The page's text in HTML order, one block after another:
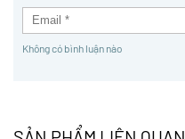
Không có bình luận nào